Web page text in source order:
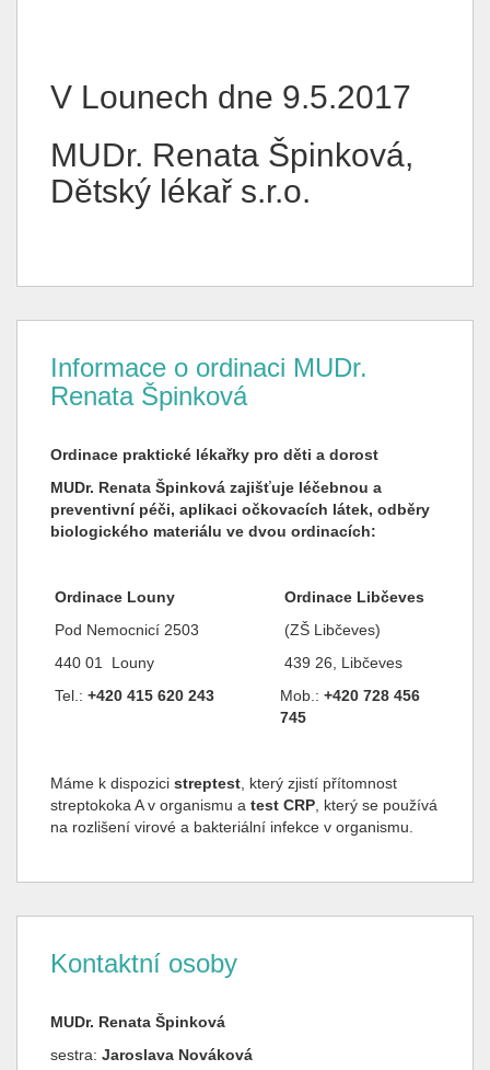
V Lounech dne 9.5.2017
MUDr. Renata Špinková,
Dětský lékař s.r.o.
Informace o ordinaci MUDr.
Renata Špinková
Ordinace praktické lékařky pro děti a dorost
MUDr. Renata Špinková zajišťuje léčebnou a
preventivní péči, aplikaci očkovacích látek, odběry
biologického materiálu ve dvou ordinacích:
Ordinace Louny
Pod Nemocnicí 2503
440 01 Louny
Tel.: +420 415 620 243
Ordinace Libčeves
(ZŠ Libčeves)
439 26, Libčeves
Mob.: +420 728 456
745
Máme k dispozici streptest , který zjistí přítomnost
streptokoka A v organismu a test CRP , který se používá
na rozlišení virové a bakteriální infekce v organismu.
Kontaktní osoby
MUDr. Renata Špinková
sestra: Jaroslava Nováková